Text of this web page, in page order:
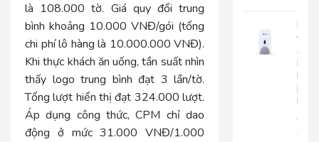
là 108.000 tờ. Giá quy đổi trung
bình khoảng 10.000 VNĐ/gói (tổng
chi phí lô hàng là 10.000.000 VNĐ).
Khi thực khách ăn uống, tần suất nhìn
thấy logo trung bình đạt 3 lần/tờ.
Tổng lượt hiển thị đạt 324.000 lượt.
Áp dụng công thức, CPM chỉ dao
động ở mức31.000 VNĐ/1.000
Bình
Xà
|
RT800